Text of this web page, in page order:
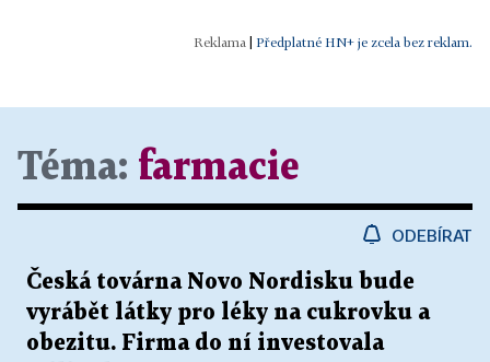
Předplatné HN+ je zcela bez reklam.
Téma: farmacie
ODEBÍRAT
Česká továrna Novo Nordisku bude
vyrábět látky pro léky na cukrovku a
obezitu. Firma do ní investovala